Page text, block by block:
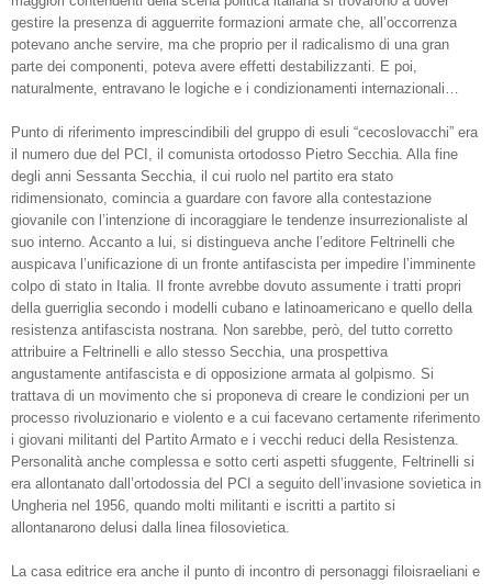
gestire la presenza di agguerrite formazioni armate che, all’occorrenza
potevano anche servire, ma che proprio per il radicalismo di una gran
parte dei componenti, poteva avere effetti destabilizzanti. E poi,
naturalmente, entravano le logiche e i condizionamenti internazionali…
Punto di riferimento imprescindibili del gruppo di esuli “cecoslovacchi” era
il numero due del PCI, il comunista ortodosso Pietro Secchia. Alla fine
degli anni Sessanta Secchia, il cui ruolo nel partito era stato
ridimensionato, comincia a guardare con favore alla contestazione
giovanile con l’intenzione di incoraggiare le tendenze insurrezionaliste al
suo interno. Accanto a lui, si distingueva anche l’editore Feltrinelli che
auspicava l’unificazione di un fronte antifascista per impedire l’imminente
colpo di stato in Italia. Il fronte avrebbe dovuto assumente i tratti propri
della guerriglia secondo i modelli cubano e latinoamericano e quello della
resistenza antifascista nostrana. Non sarebbe, però, del tutto corretto
attribuire a Feltrinelli e allo stesso Secchia, una prospettiva
angustamente antifascista e di opposizione armata al golpismo. Si
trattava di un movimento che si proponeva di creare le condizioni per un
processo rivoluzionario e violento e a cui facevano certamente riferimento
i giovani militanti del Partito Armato e i vecchi reduci della Resistenza.
Personalità anche complessa e sotto certi aspetti sfuggente, Feltrinelli si
era allontanato dall’ortodossia del PCI a seguito dell’invasione sovietica in
Ungheria nel 1956, quando molti militanti e iscritti a partito si
allontanarono delusi dalla linea filosovietica.
La casa editrice era anche il punto di incontro di personaggi filoisraeliani e